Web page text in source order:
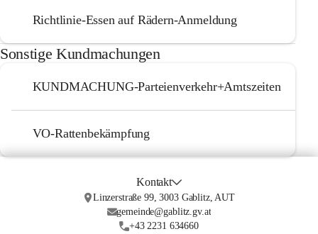
Richtlinie-Essen auf Rädern-Anmeldung
Sonstige Kundmachungen
KUNDMACHUNG-Parteienverkehr+Amtszeiten
VO-Rattenbekämpfung
Kontakt
Linzerstraße 99, 3003 Gablitz, AUT
gemeinde@gablitz.gv.at
+43 2231 634660